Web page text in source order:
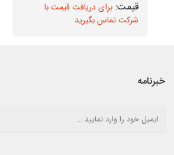
برای دریافت قیمت با
شرکت تماس بگیرید
خبرنامه